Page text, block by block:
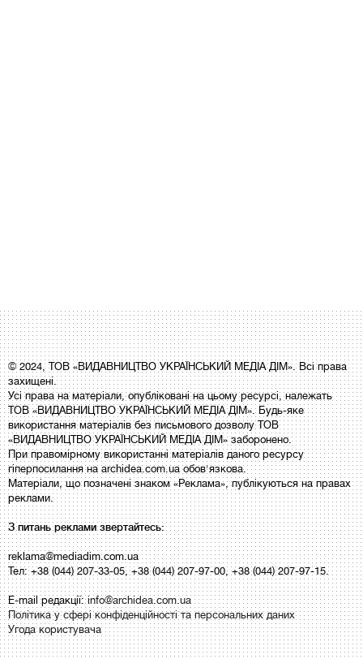
© 2024, ТОВ «ВИДАВНИЦТВО УКРАЇНСЬКИЙ МЕДІА ДІМ». Всі права
захищені.
Усі права на матеріали, опубліковані на цьому ресурсі, належать
ТОВ «ВИДАВНИЦТВО УКРАЇНСЬКИЙ МЕДІА ДІМ». Будь-яке
використання матеріалів без письмового дозволу ТОВ
«ВИДАВНИЦТВО УКРАЇНСЬКИЙ МЕДІА ДІМ» заборонено.
При правомірному використанні матеріалів даного ресурсу
гіперпосилання на archidea.com.ua обов'язкова.
Матеріали, що позначені знаком «Реклама», публікуються на правах
реклами.
З питань реклами звертайтесь:
reklama@mediadim.com.ua
Тел: +38 (044) 207-33-05, +38 (044) 207-97-00, +38 (044) 207-97-15.
E-mail редакції:info@archidea.com.ua
Політика у сфері конфіденційності та персональних даних
Угода користувача